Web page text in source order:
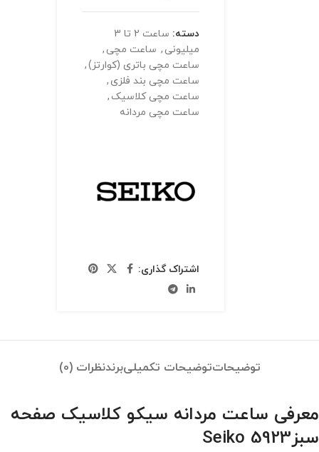
دسته:
ساعت 2 تا 3
میلیونی , ساعت مچی ,
ساعت مچی باتری (کوارتز),
ساعت مچی بند فلزی ,
ساعت مچی کلاسیک ,
ساعت مچی مردانه
اشتراک گذاری:
توضیحاتتوضیحات تکمیلیبرندنظرات (0)
معرفی ساعت مردانه سیکو کلاسیک صفحه
سبزSeiko 5923